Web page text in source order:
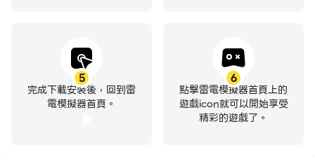
5
完成下載安裝後，回到雷
電模擬器首頁。
6
點擊雷電模擬器首頁上的
遊戲icon就可以開始享受
精彩的遊戲了。